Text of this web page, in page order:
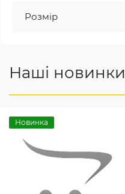
Розмір
Наші новинки
Новинка